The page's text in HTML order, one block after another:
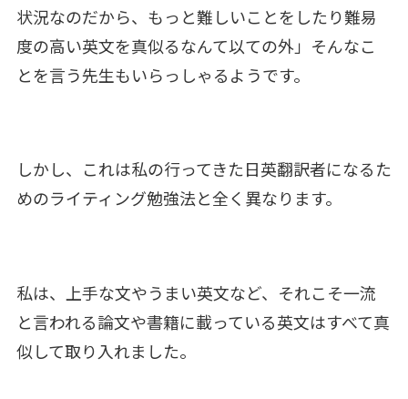
状況なのだから、もっと難しいことをしたり難易
度の高い英文を真似るなんて以ての外」そんなこ
とを言う先生もいらっしゃるようです。
しかし、これは私の行ってきた日英翻訳者になるた
めのライティング勉強法と全く異なります。
私は、上手な文やうまい英文など、それこそ一流
と言われる論文や書籍に載っている英文はすべて真
似して取り入れました。